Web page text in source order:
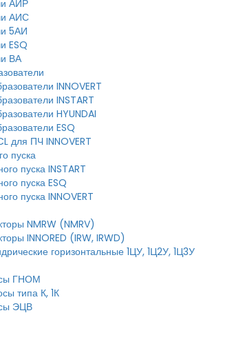
АИР
АИС
5АИ
ESQ
ВА
INNOVERT
INSTART
HYUNDAI
ESQ
для ПЧ INNOVERT
пуска
пуска INSTART
пуска ESQ
пуска INNOVERT
NMRW (NMRV)
INNORED (IRW, IRWD)
горизонтальные 1ЦУ, 1Ц2У, 1Ц3У
ГНОМ
типа К, 1К
ЭЦВ